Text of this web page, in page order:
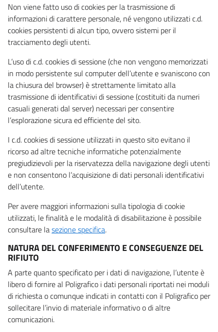
Non viene fatto uso di cookies per la trasmissione di
informazioni di carattere personale, né vengono utilizzati c.d.
cookies persistenti di alcun tipo, ovvero sistemi per il
tracciamento degli utenti.
L’uso di c.d. cookies di sessione (che non vengono memorizzati
in modo persistente sul computer dell’utente e svaniscono con
la chiusura del browser) è strettamente limitato alla
trasmissione di identificativi di sessione (costituiti da numeri
casuali generati dal server) necessari per consentire
l’esplorazione sicura ed efficiente del sito.
I c.d. cookies di sessione utilizzati in questo sito evitano il
ricorso ad altre tecniche informatiche potenzialmente
pregiudizievoli per la riservatezza della navigazione degli utenti
e non consentono l’acquisizione di dati personali identificativi
dell’utente.
Per avere maggiori informazioni sulla tipologia di cookie
utilizzati, le finalità e le modalità di disabilitazione è possibile
consultare lasezione specifica.
NATURA DEL CONFERIMENTO E CONSEGUENZE DEL
RIFIUTO
A parte quanto specificato per i dati di navigazione, l’utente è
libero di fornire al Poligrafico i dati personali riportati nei moduli
di richiesta o comunque indicati in contatti con il Poligrafico per
sollecitare l’invio di materiale informativo o di altre
comunicazioni.